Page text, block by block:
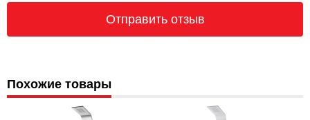
Похожие товары